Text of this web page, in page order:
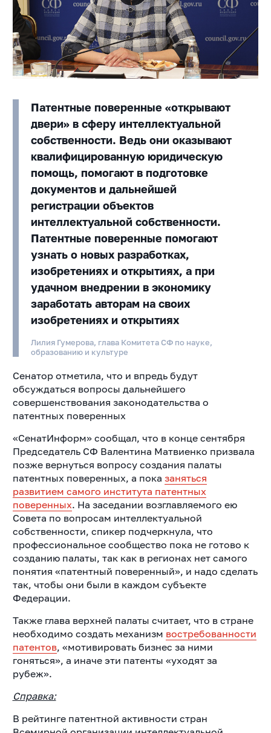
Патентные поверенные «открывают
двери» в сферу интеллектуальной
собственности. Ведь они оказывают
квалифицированную юридическую
помощь, помогают в подготовке
документов и дальнейшей
регистрации объектов
интеллектуальной собственности.
Патентные поверенные помогают
узнать о новых разработках,
изобретениях и открытиях, а при
удачном внедрении в экономику
заработать авторам на своих
изобретениях и открытиях
Лилия Гумерова, глава Комитета СФ по науке,
образованию и культуре
Сенатор отметила, что и впредь будут
обсуждаться вопросы дальнейшего
совершенствования законодательства о
патентных поверенных
«СенатИнформ» сообщал, что в конце сентября
Председатель СФ Валентина Матвиенко призвала
позже вернуться вопросу создания палаты
патентных поверенных, а пока заняться
развитием самого института патентных
поверенных. На заседании возглавляемого ею
Совета по вопросам интеллектуальной
собственности, спикер подчеркнула, что
профессиональное сообщество пока не готово к
созданию палаты, так как в регионах нет самого
понятия «патентный поверенный», и надо сделать
так, чтобы они были в каждом субъекте
Федерации.
Также глава верхней палаты считает, что в стране
необходимо создать механизм востребованности
патентов, «мотивировать бизнес за ними
гоняться», а иначе эти патенты «уходят за
рубеж».
Справка:
В рейтинге патентной активности стран